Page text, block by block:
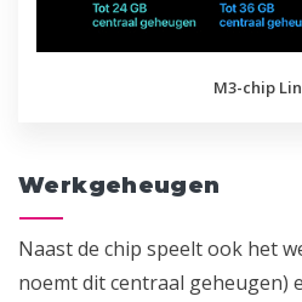
M3-chip
Werkgeheugen
Naast de chip speelt ook het
noemt dit centraal geheugen)